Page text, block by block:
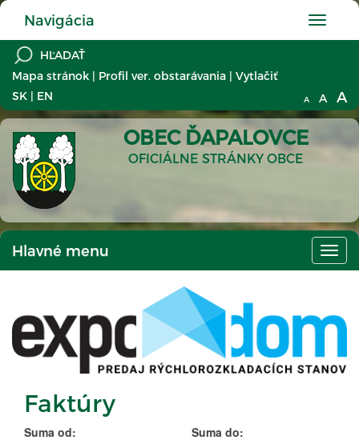
Hlavné
menu
Navigácia
Mapa stránok | Profil ver. obstarávania | Vytlačiť
SK | EN A A A
OBEC ĎAPALOVCE
OFICIÁLNE STRÁNKY OBCE
Hlavné menu
Faktúry
Suma od: Suma do: